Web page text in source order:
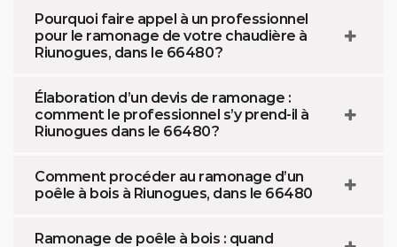
Pourquoi faire appel à un professionnel
pour le ramonage de votre chaudière à
Riunogues, dans le 66480 ?
Élaboration d’un devis de ramonage :
comment le professionnel s’y prend-il à
Riunogues dans le 66480 ?
Comment procéder au ramonage d’un
poêle à bois à Riunogues, dans le 66480
Ramonage de poêle à bois : quand